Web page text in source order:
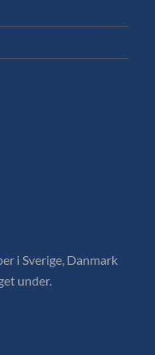
i Sverige, Danmark
under.